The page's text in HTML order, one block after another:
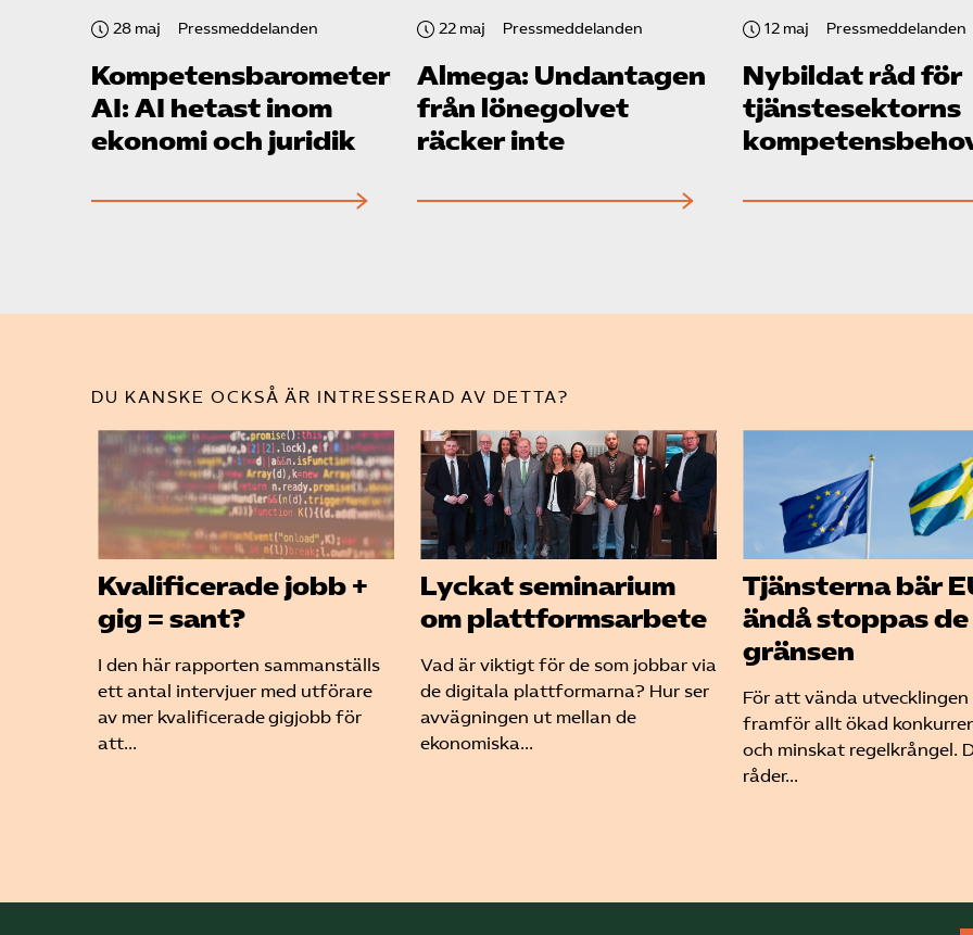
28 maj Pressmeddelanden
Kompetensbarometern
AI: AI hetast inom
ekonomi och juridik
22 maj Pressmeddelanden
Almega: Undantagen
från lönegolvet
räcker inte
12 maj Pressmeddelanden
Nybildat råd för
tjänste­sektorns
DU KANSKE OCKSÅ ÄR INTRESSERAD AV DETTA?
Kvalificerade jobb +
gig = sant?
I den här rapporten sammanställs
ett antal intervjuer med utförare
av mer kvalificerade gigjobb för
att...
Lyckat seminarium
om plattformsarbete
Vad är viktigt för de som jobbar via
de digitala plattformarna? Hur ser
avvägningen ut mellan de
ekonomiska...
Tjänsterna bär
ändå stoppas
gränsen
För att vända utvecklingen
framför allt ökad
och minskat regelkrångel.
råder...